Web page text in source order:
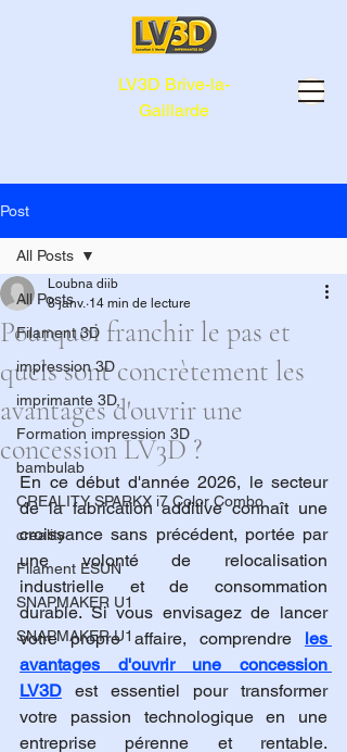
LV3D Brive-la-
Gaillarde
Post
All Posts
Filament 3D
impression 3D
imprimante 3D,
Formation impression 3D
bambulab
CREALITY SPARKX i7 Color Combo
creality
Filament ESUN
SNAPMAKER U1
SNAPMAKER U1
All Posts
Pourquoi franchir le pas et
quels sont concrètement les
avantages d'ouvrir une
concession LV3D ?
Loubna diib
8 janv. 14 min de lecture
En ce début d'année 2026, le secteur
de la fabrication additive connaît une
croissance sans précédent, portée par
une volonté de relocalisation
industrielle et de consommation
durable. Si vous envisagez de lancer
votre propre affaire, comprendre les
avantages d'ouvrir une concession
LV3D est essentiel pour transformer
votre passion technologique en une
entreprise pérenne et rentable.